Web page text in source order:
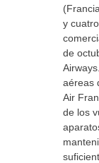
y
de
aéreas
Air
de los